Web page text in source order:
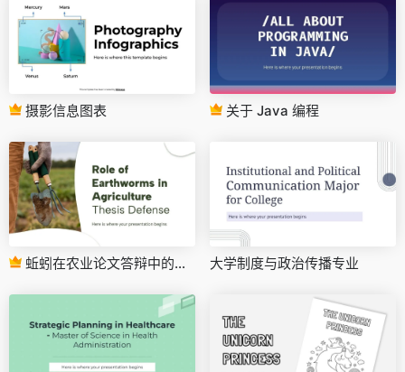
摄影信息图表 关于 Java 编程
蚯蚓在农业论文答辩中的作用 大学制度与政治传播专业